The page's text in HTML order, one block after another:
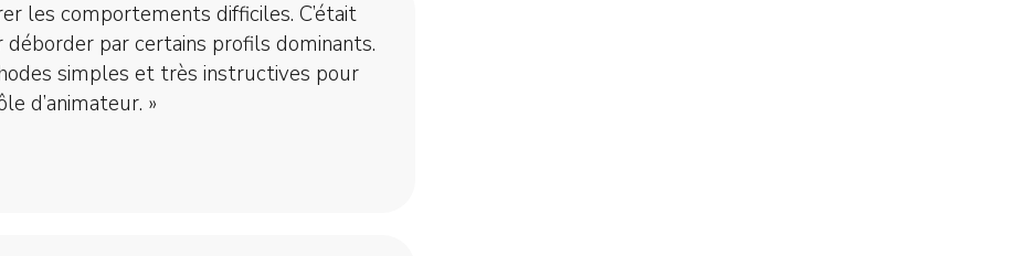
les comportements difficiles. C’était
déborder par certains profils dominants.
simples et très instructives pour
d’animateur. »